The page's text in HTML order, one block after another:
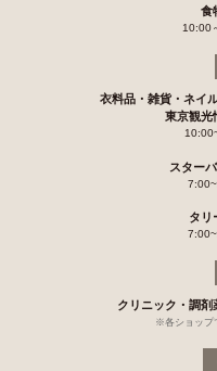
食
10:00
衣料品・雑貨・ネイ
東京観
スター
タリ
クリニック・調
※各ショップ